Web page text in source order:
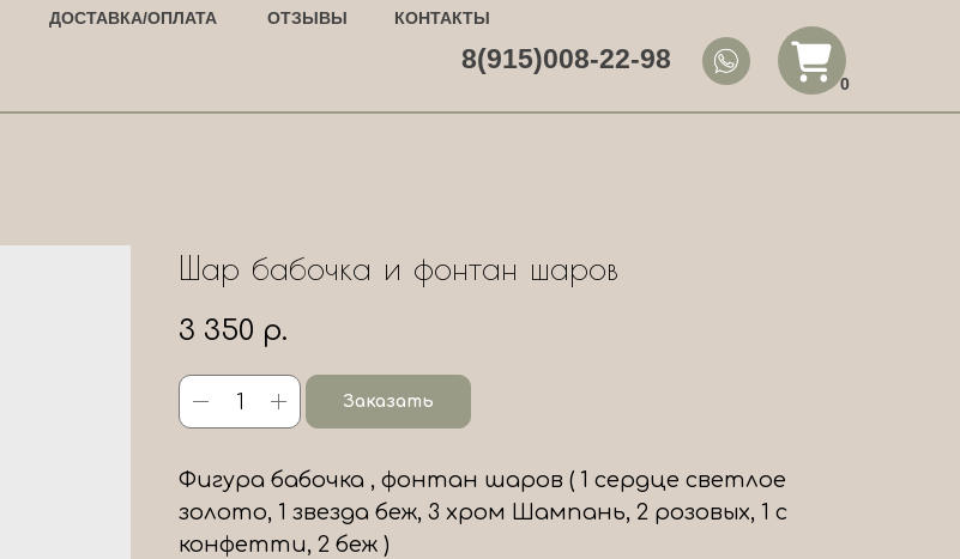
8(915)008-22-98
ДОСТАВКА/ОПЛАТА ОТЗЫВЫ КОНТАКТЫ
0
Шар бабочка и фонтан шаров
3 350 р.
Заказать
Фигура бабочка , фонтан шаров ( 1 сердце светлое
золото, 1 звезда беж, 3 хром Шампань, 2 розовых, 1 с
конфетти, 2 беж )